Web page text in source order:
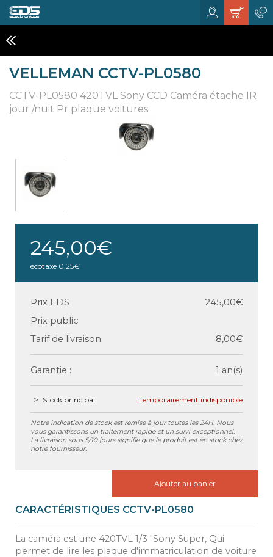
VELLEMAN CCTV-PL0580
CCTV-PL0580 420TVL Sony CCD Caméra étache IR
jour /nuit Pr plaque voitures
245,00€
écotaxe 0,25€
Prix EDS
245,00€
Prix public
Tarif de livraison
8,00€
Garantie : 1 an(s)
Stock principal Temporairement indisponible
Notre indication de stock est remise à jour toutes les 24H. Nous
vous garantissons un traitement rapide et un suivi exceptionnel.
La livraison sous 5/10 jours signifie que le produit est en stock chez
notre fournisseur.
Ajouter au panier
CARACTÉRISTIQUES CCTV-PL0580
La caméra est une 420TVL 1/3 "Sony Super, Qui
permet de lire les plaque d'immatriculation de voiture